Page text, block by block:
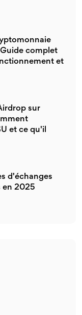
complet
et
sur
et ce qu'il
d'échanges
en 2025